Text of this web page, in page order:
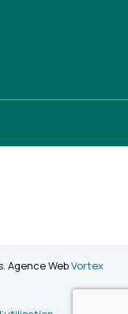
Agence WebVortex